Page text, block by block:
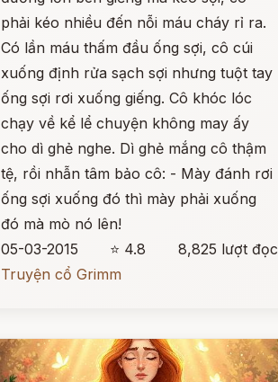
phải kéo nhiều đến nỗi máu cháy rỉ ra.
Có lần máu thấm đầu ống sợi, cô cúi
xuống định rửa sạch sợi nhưng tuột tay
ống sợi rơi xuống giếng. Cô khóc lóc
chạy về kể lể chuyện không may ấy
cho dì ghẻ nghe. Dì ghẻ mắng cô thậm
tệ, rồi nhẫn tâm bảo cô: - Mày đánh rơi
ống sợi xuống đó thì mày phải xuống
đó mà mò nó lên!
05-03-2015
⭐ 4.8
8,825 lượt đọc
Truyện cổ Grimm